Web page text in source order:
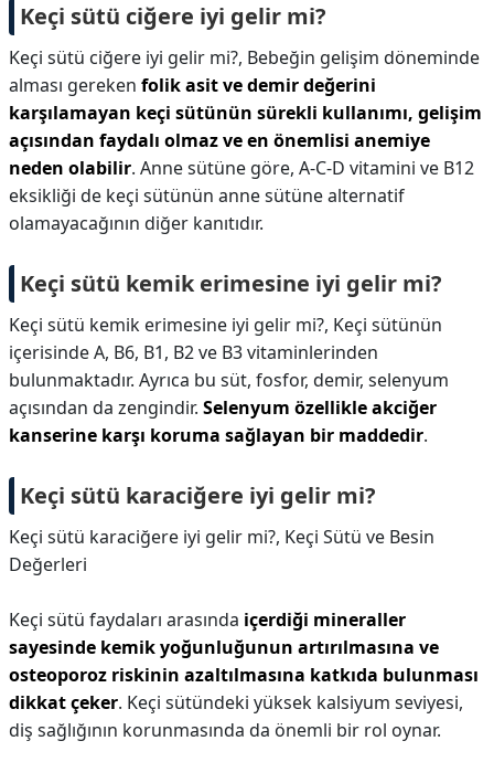
Keçi sütü ciğere iyi gelir mi?
Keçi sütü ciğere iyi gelir mi?, Bebeğin gelişim döneminde
alması gereken folik asit ve demir değerini
karşılamayan keçi sütünün sürekli kullanımı, gelişim
açısından faydalı olmaz ve en önemlisi anemiye
neden olabilir. Anne sütüne göre, A-C-D vitamini ve B12
eksikliği de keçi sütünün anne sütüne alternatif
olamayacağının diğer kanıtıdır.
Keçi sütü kemik erimesine iyi gelir mi?
Keçi sütü kemik erimesine iyi gelir mi?, Keçi sütünün
içerisinde A, B6, B1, B2 ve B3 vitaminlerinden
bulunmaktadır. Ayrıca bu süt, fosfor, demir, selenyum
açısından da zengindir. Selenyum özellikle akciğer
kanserine karşı koruma sağlayan bir maddedir.
Keçi sütü karaciğere iyi gelir mi?
Keçi sütü karaciğere iyi gelir mi?, Keçi Sütü ve Besin
Değerleri
Keçi sütü faydaları arasında içerdiği mineraller
sayesinde kemik yoğunluğunun artırılmasına ve
osteoporoz riskinin azaltılmasına katkıda bulunması
dikkat çeker. Keçi sütündeki yüksek kalsiyum seviyesi,
diş sağlığının korunmasında da önemli bir rol oynar.